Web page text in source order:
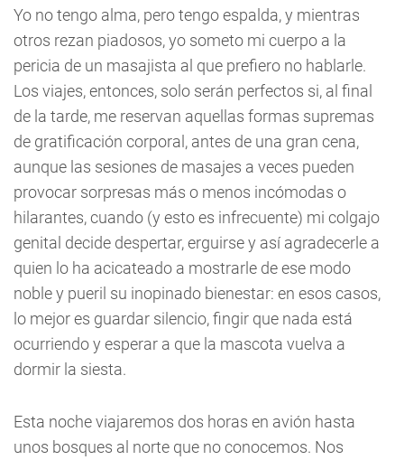
Yo no tengo alma, pero tengo espalda, y mientras
otros rezan piadosos, yo someto mi cuerpo a la
pericia de un masajista al que prefiero no hablarle.
Los viajes, entonces, solo serán perfectos si, al final
de la tarde, me reservan aquellas formas supremas
de gratificación corporal, antes de una gran cena,
aunque las sesiones de masajes a veces pueden
provocar sorpresas más o menos incómodas o
hilarantes, cuando (y esto es infrecuente) mi colgajo
genital decide despertar, erguirse y así agradecerle a
quien lo ha acicateado a mostrarle de ese modo
noble y pueril su inopinado bienestar: en esos casos,
lo mejor es guardar silencio, fingir que nada está
ocurriendo y esperar a que la mascota vuelva a
dormir la siesta.
Esta noche viajaremos dos horas en avión hasta
unos bosques al norte que no conocemos. Nos